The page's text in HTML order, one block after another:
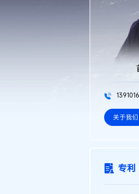
关于我们
专利